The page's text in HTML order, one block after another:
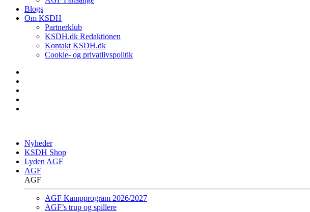
Blogs
Om KSDH
Partnerklub
KSDH.dk Redaktionen
Kontakt KSDH.dk
Cookie- og privatlivspolitik
Nyheder
KSDH Shop
Lyden AGF
AGF
AGF
AGF Kampprogram 2026/2027
AGF’s trup og spillere